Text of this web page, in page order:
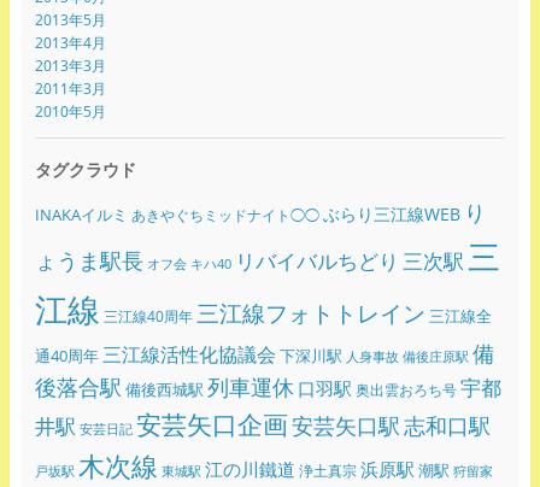
2013年5月
2013年4月
2013年3月
2011年3月
2010年5月
タグクラウド
INAKAイルミ あきやぐちミッドナイト◯◯ ぶらり三江線WEB り
ょうま駅長 オフ会 キハ40 リバイバルちどり 三次駅 三
江線 三江線40周年 三江線フォトトレイン 三江線全
通40周年三江線活性化協議会 下深川駅 人身事故 備後庄原駅 備
後落合駅 備後西城駅 列車運休 口羽駅 奥出雲おろち号 宇都
井駅 安芸日記 安芸矢口企画安芸矢口駅志和口駅
戸坂駅 木次線 東城駅 江の川鐵道 浄土真宗 浜原駅 潮駅 狩留家